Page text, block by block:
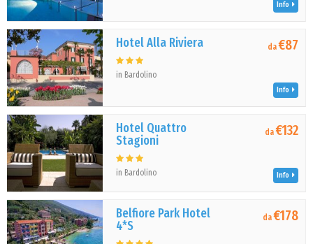
Info
Hotel Alla Riviera
in Bardolino
da€87
Info
Hotel Quattro
Stagioni
in Bardolino
da€132
Info
Belfiore Park Hotel
4*S
da€178